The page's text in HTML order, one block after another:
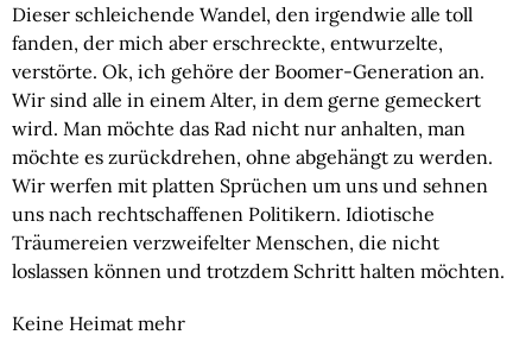
Dieser schleichende Wandel, den irgendwie alle toll
fanden, der mich aber erschreckte, entwurzelte,
verstörte. Ok, ich gehöre der Boomer-Generation an.
Wir sind alle in einem Alter, in dem gerne gemeckert
wird. Man möchte das Rad nicht nur anhalten, man
möchte es zurückdrehen, ohne abgehängt zu werden.
Wir werfen mit platten Sprüchen um uns und sehnen
uns nach rechtschaffenen Politikern. Idiotische
Träumereien verzweifelter Menschen, die nicht
loslassen können und trotzdem Schritt halten möchten.
Keine Heimat mehr